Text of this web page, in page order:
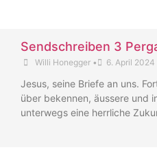
Sendschreiben 3
Willi Honegger • 6. April 2024
Jesus, seine Briefe an uns.
über bekennen, äussere und
unterwegs eine herrliche